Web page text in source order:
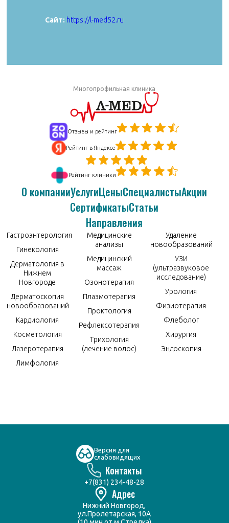
Сайт: https://l-med52.ru
Многопрофильная клиника
Отзывы и рейтинг
Рейтинг в Яндексе
Рейтинг клиники
О компанииУслугиЦеныСпециалистыАкции
СертификатыСтатьи
Направления
Гастроэнтерология
Гинекология
Дерматология в
Нижнем
Новгороде
Дерматоскопия
новообразований
Кардиология
Косметология
Лазеротерапия
Лимфология
Медицинские
анализы
Медицинский
массаж
Озонотерапия
Плазмотерапия
Проктология
Рефлексотерапия
Трихология
(лечение волос)
Удаление
новообразований
УЗИ
(ультразвуковое
исследование)
Урология
Физиотерапия
Флеболог
Хирургия
Эндоскопия
Контакты
+7(831) 234-48-28
Адрес
Нижний Новгород,
ул.Пролетарская, 10А
Версия для
слабовидящих